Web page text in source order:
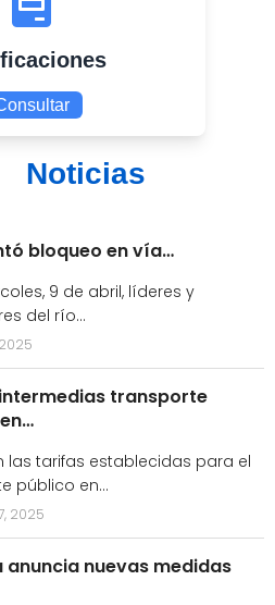
Noticias
bloqueo en vía…
9 de abril, líderes y
del río…
transporte
las tarifas establecidas para el
público en…
2025
anuncia nuevas medidas